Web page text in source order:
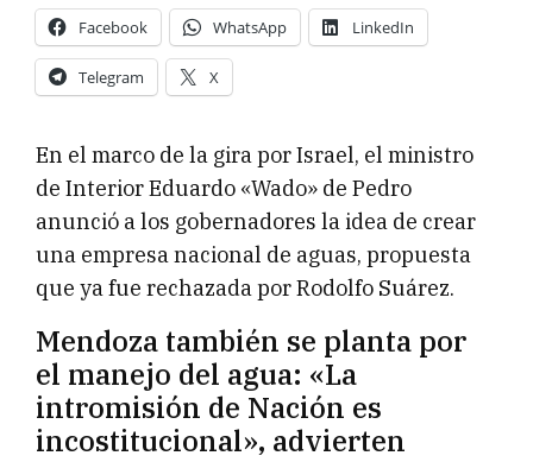
Facebook WhatsApp LinkedIn
Telegram X
En el marco de la gira por Israel, el ministro
de Interior Eduardo «Wado» de Pedro
anunció a los gobernadores la idea de crear
una empresa nacional de aguas, propuesta
que ya fue rechazada por Rodolfo Suárez.
Mendoza también se planta por
el manejo del agua: «La
intromisión de Nación es
incostitucional», advierten